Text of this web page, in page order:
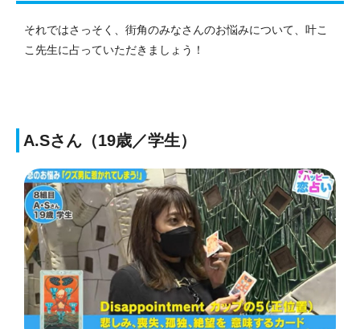
それではさっそく、街角のみなさんのお悩みについて、叶こ
こ先生に占っていただきましょう！
A.Sさん（19歳／学生）